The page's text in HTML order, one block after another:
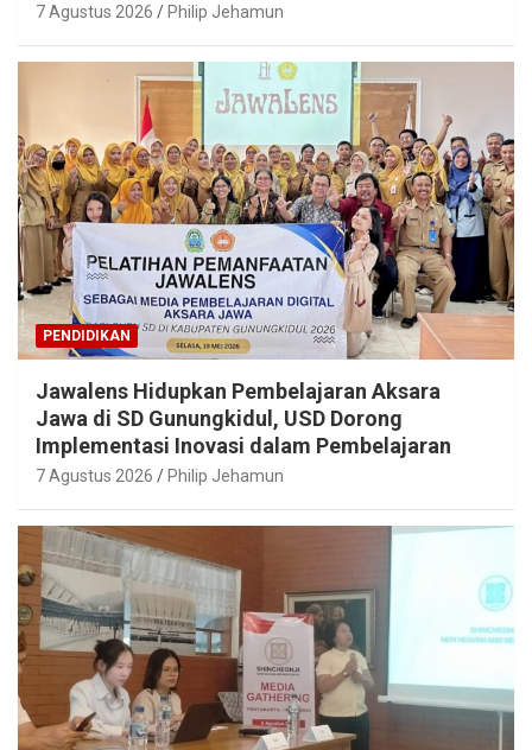
7 Agustus 2026 Philip Jehamun
PENDIDIKAN
Jawalens Hidupkan Pembelajaran Aksara
Jawa di SD Gunungkidul, USD Dorong
Implementasi Inovasi dalam Pembelajaran
7 Agustus 2026 Philip Jehamun